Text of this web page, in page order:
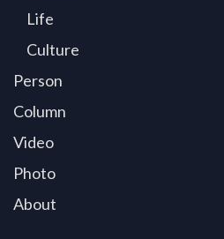
Life
Culture
Person
Column
Video
Photo
About